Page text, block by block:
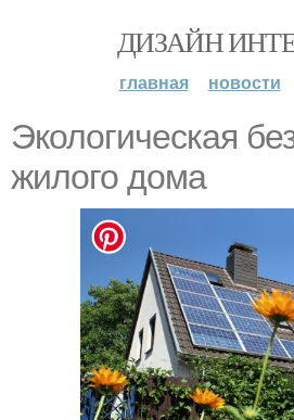
ДИЗАЙН
главная новости
Экологическая
жилого дома